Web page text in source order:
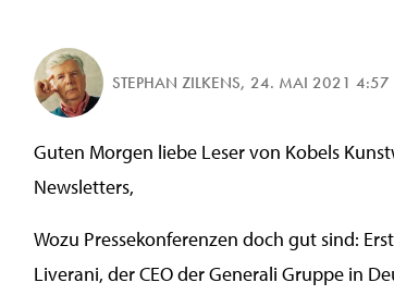
STEPHAN ZILKENS, 24. MAI 2021 4:57
Guten Morgen liebe Leser von Kobels
Newsletters,
Wozu Pressekonferenzen doch gut sind:
Liverani, der CEO der Generali Gruppe in